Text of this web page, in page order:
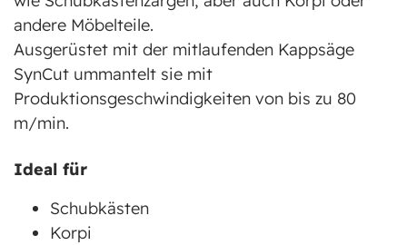
andere Möbelteile.
Ausgerüstet mit der mitlaufenden Kappsäge
SynCut ummantelt sie mit
Produktionsgeschwindigkeiten von bis zu 80
m/min.
Ideal für
Schubkästen
Korpi